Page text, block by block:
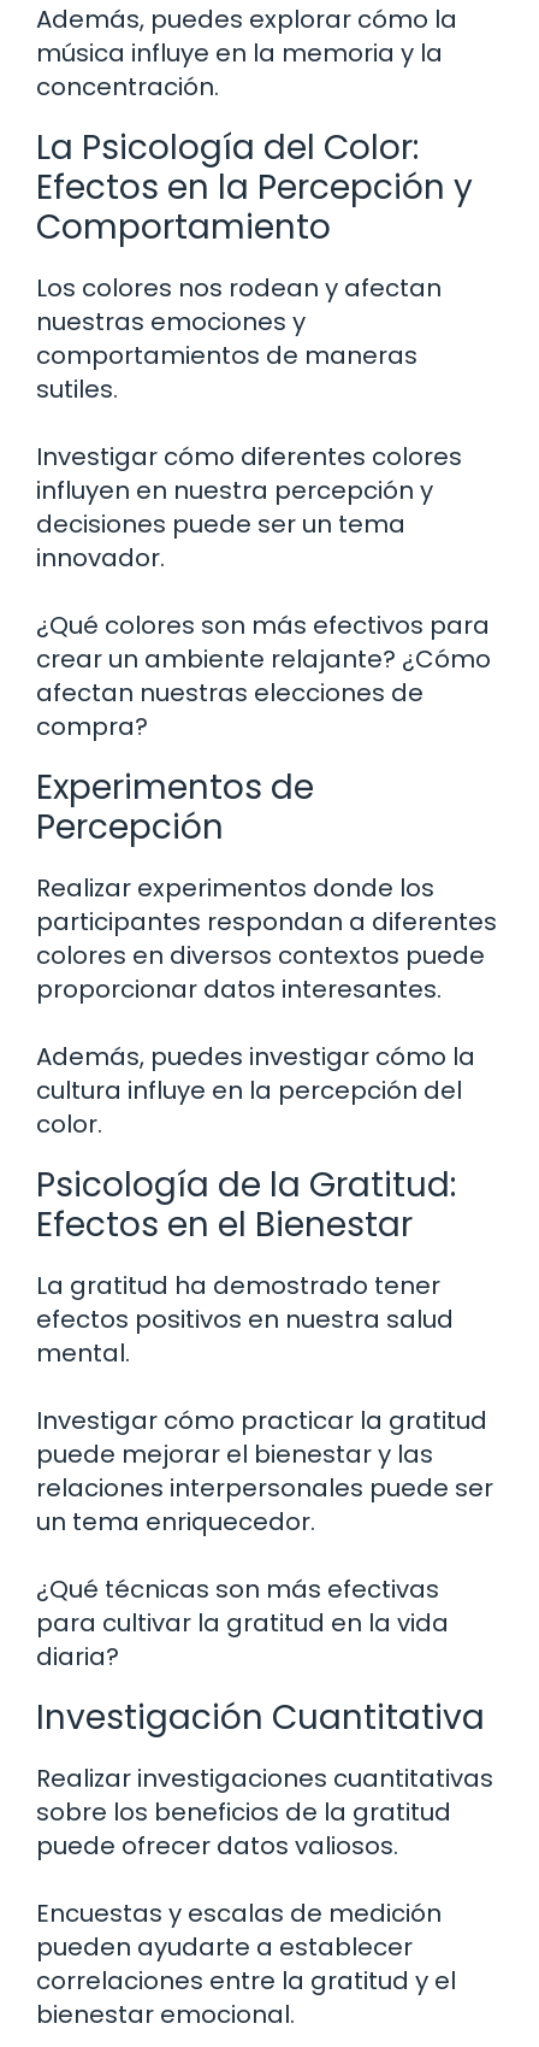
Además, puedes explorar cómo la
música influye en la memoria y la
concentración.
La Psicología del Color:
Efectos en la Percepción y
Comportamiento
Los colores nos rodean y afectan
nuestras emociones y
comportamientos de maneras
sutiles.
Investigar cómo diferentes colores
influyen en nuestra percepción y
decisiones puede ser un tema
innovador.
¿Qué colores son más efectivos para
crear un ambiente relajante? ¿Cómo
afectan nuestras elecciones de
compra?
Experimentos de
Percepción
Realizar experimentos donde los
participantes respondan a diferentes
colores en diversos contextos puede
proporcionar datos interesantes.
Además, puedes investigar cómo la
cultura influye en la percepción del
color.
Psicología de la Gratitud:
Efectos en el Bienestar
La gratitud ha demostrado tener
efectos positivos en nuestra salud
mental.
Investigar cómo practicar la gratitud
puede mejorar el bienestar y las
relaciones interpersonales puede ser
un tema enriquecedor.
¿Qué técnicas son más efectivas
para cultivar la gratitud en la vida
diaria?
Investigación Cuantitativa
Realizar investigaciones cuantitativas
sobre los beneficios de la gratitud
puede ofrecer datos valiosos.
Encuestas y escalas de medición
pueden ayudarte a establecer
correlaciones entre la gratitud y el
bienestar emocional.